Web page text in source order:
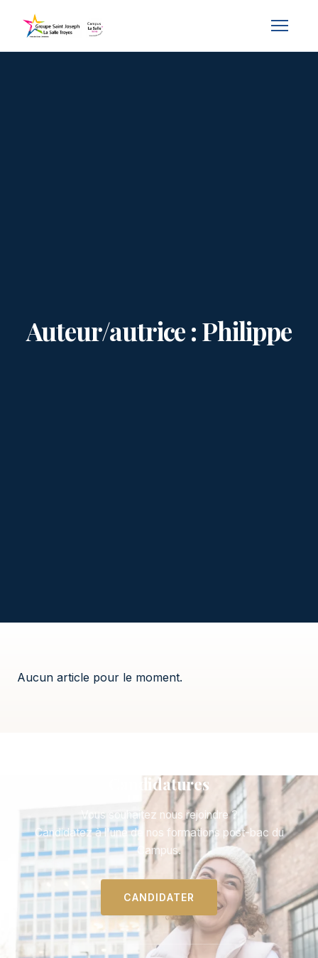
Auteur/autrice : Philippe
Aucun article pour le moment.
Candidatures
Vous souhaitez nous rejoindre ?
Candidatez à l'une de nos formations post-bac du
Campus.
CANDIDATER